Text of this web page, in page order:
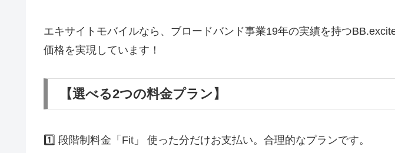
エキサイトモバイルなら、ブロードバンド事業19年の実績を持つ
価格を実現しています！
【選べる2つの料金プラン】
1️⃣ 段階制料金「Fit」 使った分だけお支払い。合理的なプランです。